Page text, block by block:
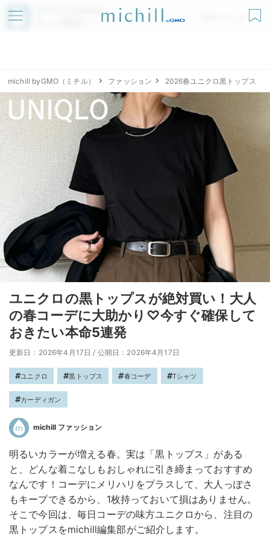
アプリでmichillが
無料ダウンロード
michill byGMO（ミチル） ファッション 2026春ユニクロ黒トップス
ユニクロの黒トップスが絶対買い！大人
の春コーデに大助かり♡今すぐ確保して
おきたい本命5連発
更新日：2026年4月17日 / 公開日：2026年4月17日
ユニクロ 黒トップス 春コーデ Tシャツ
カーディガン
michill ファッション
明るいカラーが増える春。実は「黒トップス」がある
と、どんな着こなしもおしゃれに引き締まっておすすめ
なんです！コーデにメリハリをプラスして、大人っぽさ
もキープできるから、1枚持っておいて損はありません。
そこで今回は、毎日コーデの味方ユニクロから、注目の
黒トップスをmichill編集部がご紹介します。